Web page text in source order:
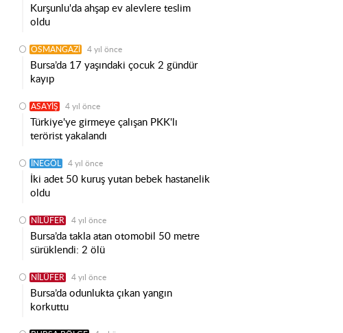
Kurşunlu'da ahşap ev alevlere teslim
oldu
OSMANGAZİ 4 yıl önce
Bursa’da 17 yaşındaki çocuk 2 gündür
kayıp
ASAYİŞ 4 yıl önce
Türkiye'ye girmeye çalışan PKK'lı
terörist yakalandı
İNEGÖL 4 yıl önce
İki adet 50 kuruş yutan bebek hastanelik
oldu
NİLÜFER 4 yıl önce
Bursa’da takla atan otomobil 50 metre
sürüklendi: 2 ölü
NİLÜFER 4 yıl önce
Bursa’da odunlukta çıkan yangın
korkuttu